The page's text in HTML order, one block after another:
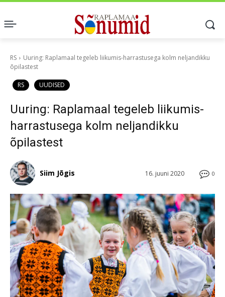
RS
Uuring: Raplamaal tegeleb liikumis-harrastusega kolm neljandikku
õpilastest
RS UUDISED
Uuring: Raplamaal tegeleb liikumis-
harrastusega kolm neljandikku
õpilastest
0
16. juuni 2020
Siim Jõgis